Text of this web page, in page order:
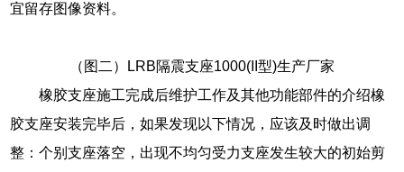
宜留存图像资料。
（图二）LRB隔震支座1000(II型)生产厂家
橡胶支座施工完成后维护工作及其他功能部件的介绍橡
胶支座安装完毕后，如果发现以下情况，应该及时做出调
整：个别支座落空，出现不均匀受力支座发生较大的初始剪